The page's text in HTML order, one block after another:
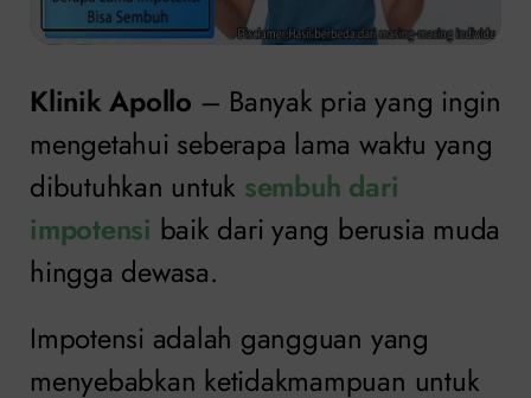
Klinik Apollo – Banyak pria yang ingin
mengetahui seberapa lama waktu yang
dibutuhkan untuk sembuh dari
impotensi baik dari yang berusia muda
hingga dewasa.
Impotensi adalah gangguan yang
menyebabkan ketidakmampuan untuk